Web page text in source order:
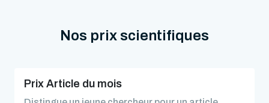
Nos prix scientifiques
Prix Article du mois